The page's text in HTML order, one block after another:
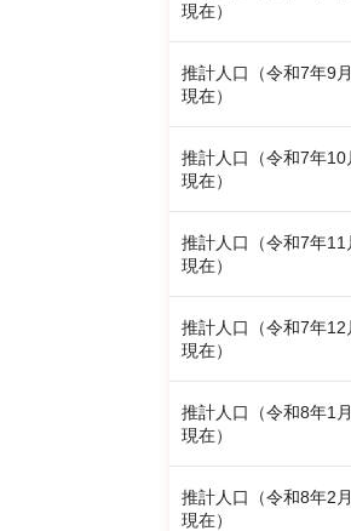
現在）
推計人口（令和7年9
現在）
推計人口（令和7年10
現在）
推計人口（令和7年11
現在）
推計人口（令和7年12
現在）
推計人口（令和8年1
現在）
推計人口（令和8年2
現在）